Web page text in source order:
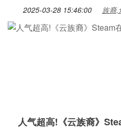
2025-03-28 15:46:00 族裔,
人气超高!《云族裔》